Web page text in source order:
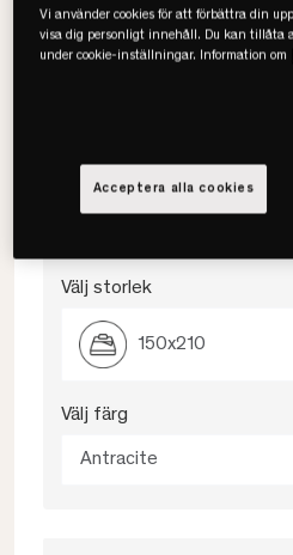
• OEKO-TEX
Välj storlek
150x210
Välj färg
Antracite
Vi använder cookies för att förbättra din
visa dig personligt innehåll. Du kan tillåta
under cookie-inställningar. Information om
Acceptera alla cookies